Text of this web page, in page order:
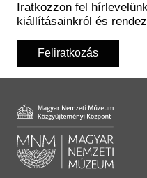
Iratkozzon fel
kiállításainkról és
Feliratkozás